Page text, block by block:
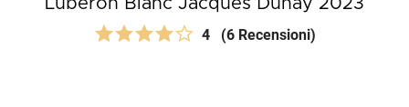
Luberon Blanc Jacques Dunay 2023
4 (6 Recensioni)